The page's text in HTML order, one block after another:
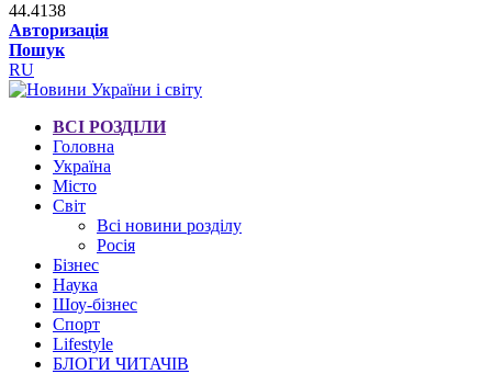
44.4138
Авторизація
Пошук
RU
ВСІ РОЗДІЛИ
Головна
Україна
Місто
Світ
Всі новини розділу
Росія
Бізнес
Наука
Шоу-бізнес
Спорт
Lifestyle
БЛОГИ ЧИТАЧІВ